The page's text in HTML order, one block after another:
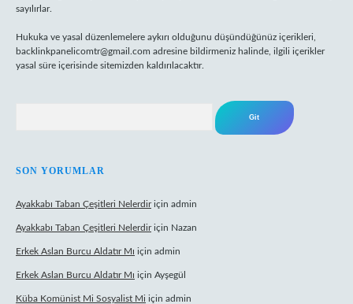
sayılırlar.
Hukuka ve yasal düzenlemelere aykırı olduğunu düşündüğünüz içerikleri,
backlinkpanelicomtr@gmail.com adresine bildirmeniz halinde, ilgili içerikler
yasal süre içerisinde sitemizden kaldırılacaktır.
SON YORUMLAR
Ayakkabı Taban Çeşitleri Nelerdiriçin admin
Ayakkabı Taban Çeşitleri Nelerdiriçin Nazan
Erkek Aslan Burcu Aldatır Mı için admin
Erkek Aslan Burcu Aldatır Mı için Ayşegül
Küba Komünist Mi Sosyalist Mi için admin